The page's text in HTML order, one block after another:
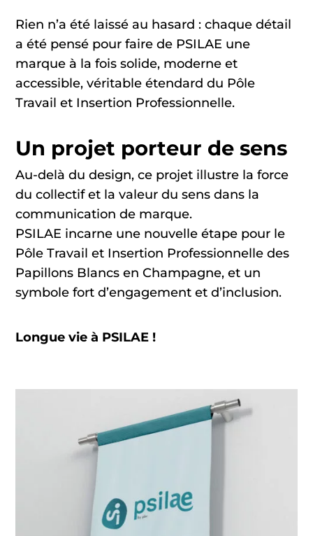
Rien n’a été laissé au hasard : chaque détail
a été pensé pour faire de PSILAE une
marque à la fois solide, moderne et
accessible, véritable étendard du Pôle
Travail et Insertion Professionnelle.
Un projet porteur de sens
Au-delà du design, ce projet illustre la force
du collectif et la valeur du sens dans la
communication de marque.
PSILAE incarne une nouvelle étape pour le
Pôle Travail et Insertion Professionnelle des
Papillons Blancs en Champagne, et un
symbole fort d’engagement et d’inclusion.
Longue vie à PSILAE !